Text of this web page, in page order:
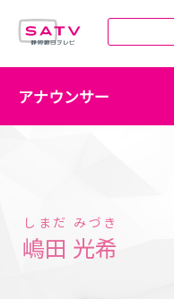
アナウンサー
嶋田
しまだ
光希
みづき